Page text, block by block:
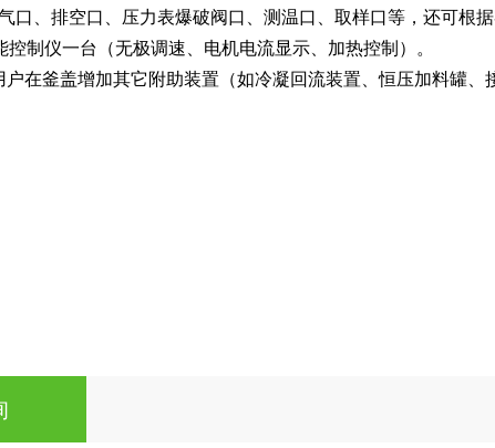
口、排空口、压力表爆破阀口、测温口、取样口等，还可根
控制仪一台（无极调速、电机电流显示、加热控制）。
户在釜盖增加其它附助装置（如冷凝回流装置、恒压加料罐